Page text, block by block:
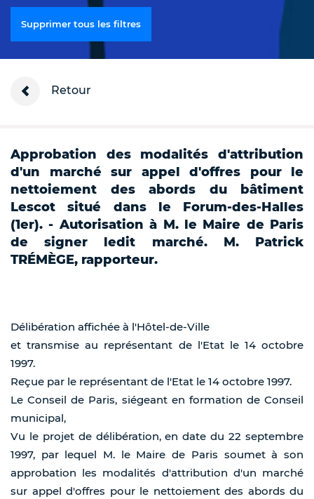
Supprimer tous les filtres
Retour
Approbation des modalités d'attribution
d'un marché sur appel d'offres pour le
nettoiement des abords du bâtiment
Lescot situé dans le Forum-des-Halles
(1er). - Autorisation à M. le Maire de Paris
de signer ledit marché. M. Patrick
TRÉMÈGE, rapporteur.
Délibération affichée à l'Hôtel-de-Ville
et transmise au représentant de l'Etat le 14 octobre
1997.
Reçue par le représentant de l'Etat le 14 octobre 1997.
Le Conseil de Paris, siégeant en formation de Conseil
municipal,
Vu le projet de délibération, en date du 22 septembre
1997, par lequel M. le Maire de Paris soumet à son
approbation les modalités d'attribution d'un marché
sur appel d'offres pour le nettoiement des abords du